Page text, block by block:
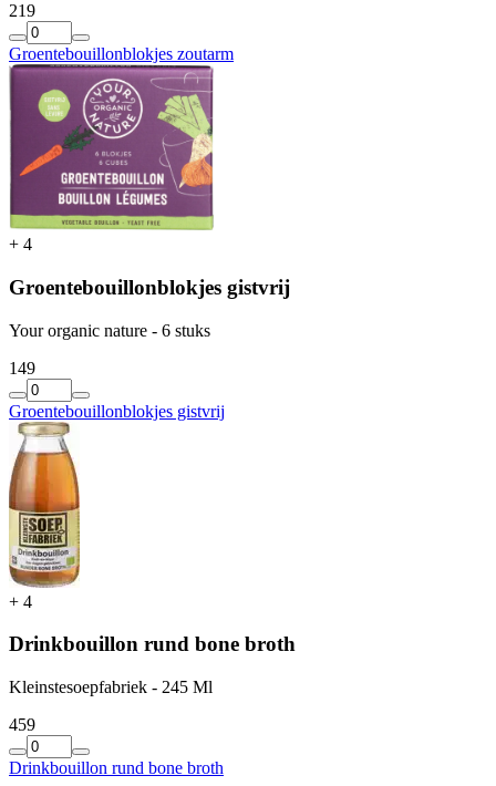
219
Groentebouillonblokjes zoutarm
+ 4
Groentebouillonblokjes gistvrij
Your organic nature - 6 stuks
149
Groentebouillonblokjes gistvrij
+ 4
Drinkbouillon rund bone broth
Kleinstesoepfabriek - 245 Ml
459
Drinkbouillon rund bone broth